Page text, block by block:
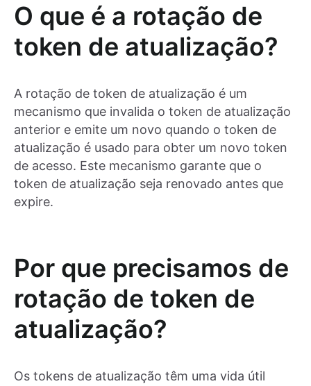
O que é a rotação de
token de atualização?
A rotação de token de atualização é um
mecanismo que invalida o token de atualização
anterior e emite um novo quando o token de
atualização é usado para obter um novo token
de acesso. Este mecanismo garante que o
token de atualização seja renovado antes que
expire.
Por que precisamos de
rotação de token de
atualização?
Os tokens de atualização têm uma vida útil